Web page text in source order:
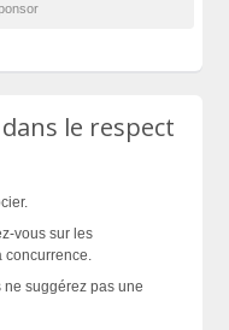
le respect
vous sur les
concurrence.
suggérez pas une